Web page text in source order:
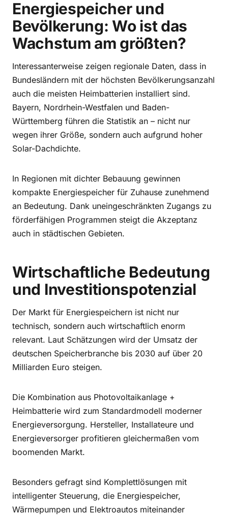
Energiespeicher und
Bevölkerung: Wo ist das
Wachstum am größten?
Interessanterweise zeigen regionale Daten, dass in
Bundesländern mit der höchsten Bevölkerungsanzahl
auch die meisten Heimbatterien installiert sind.
Bayern, Nordrhein-Westfalen und Baden-
Württemberg führen die Statistik an – nicht nur
wegen ihrer Größe, sondern auch aufgrund hoher
Solar-Dachdichte.
In Regionen mit dichter Bebauung gewinnen
kompakte Energiespeicher für Zuhause zunehmend
an Bedeutung. Dank uneingeschränkten Zugangs zu
förderfähigen Programmen steigt die Akzeptanz
auch in städtischen Gebieten.
Wirtschaftliche Bedeutung
und Investitionspotenzial
Der Markt für Energiespeichern ist nicht nur
technisch, sondern auch wirtschaftlich enorm
relevant. Laut Schätzungen wird der Umsatz der
deutschen Speicherbranche bis 2030 auf über 20
Milliarden Euro steigen.
Die Kombination aus Photovoltaikanlage +
Heimbatterie wird zum Standardmodell moderner
Energieversorgung. Hersteller, Installateure und
Energieversorger profitieren gleichermaßen vom
boomenden Markt.
Besonders gefragt sind Komplettlösungen mit
intelligenter Steuerung, die Energiespeicher,
Wärmepumpen und Elektroautos miteinander